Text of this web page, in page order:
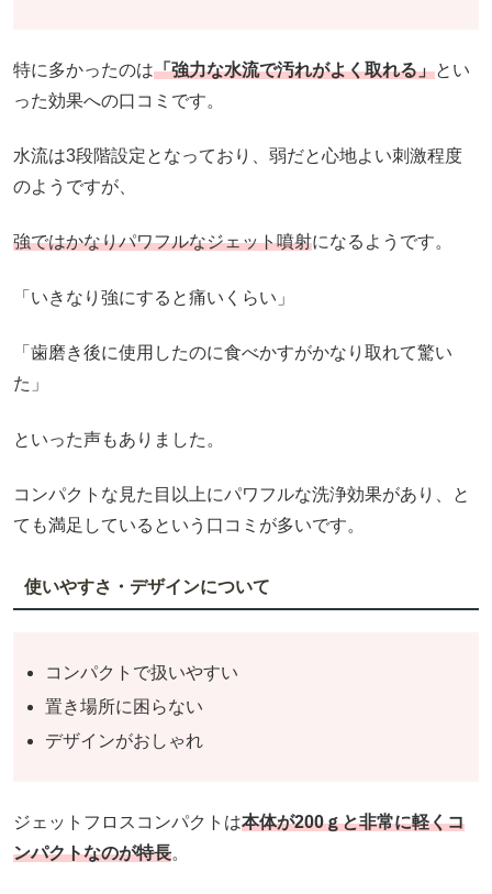
特に多かったのは「強力な水流で汚れがよく取れる」とい
った効果への口コミです。
水流は3段階設定となっており、弱だと心地よい刺激程度
のようですが、
強ではかなりパワフルなジェット噴射になるようです。
「いきなり強にすると痛いくらい」
「歯磨き後に使用したのに食べかすがかなり取れて驚い
た」
といった声もありました。
コンパクトな見た目以上にパワフルな洗浄効果があり、と
ても満足しているという口コミが多いです。
使いやすさ・デザインについて
コンパクトで扱いやすい
置き場所に困らない
デザインがおしゃれ
ジェットフロスコンパクトは本体が200ｇと非常に軽くコ
ンパクトなのが特長。